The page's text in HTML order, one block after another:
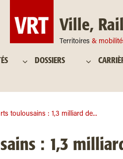
Ville,
Territoires &
DOSSIERS
toulousains : 1,3 milliard de...
: 1,3